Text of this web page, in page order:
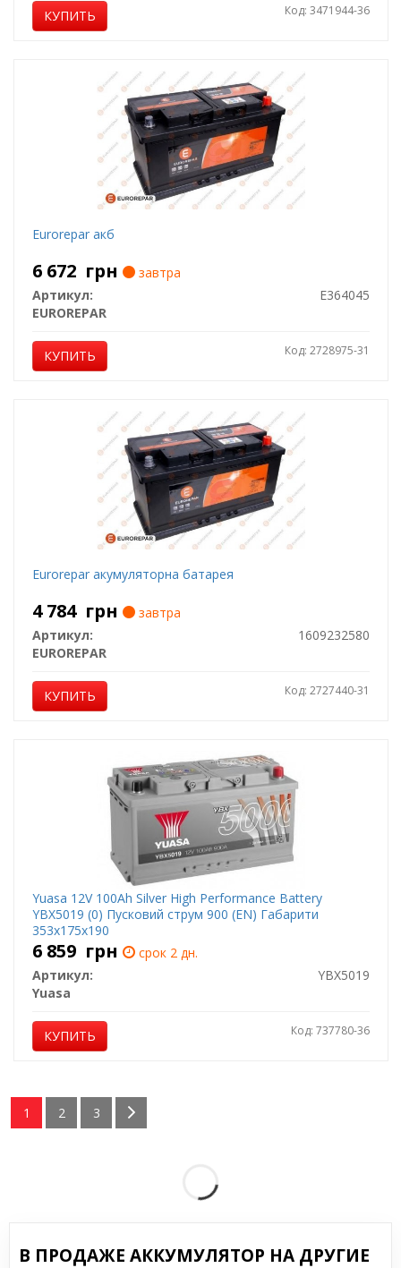
КУПИТЬ Код: 3471944-36
Eurorepar акб
6 672 грн
завтра
Артикул:
E364045
EUROREPAR
КУПИТЬ Код: 2728975-31
Eurorepar акумуляторна батарея
4 784 грн
завтра
Артикул:
1609232580
EUROREPAR
КУПИТЬ Код: 2727440-31
Yuasa 12V 100Ah Silver High Performance Battery
YBX5019 (0) Пусковий струм 900 (EN) Габарити
353х175х190
6 859 грн
срок 2 дн.
Артикул:
YBX5019
Yuasa
КУПИТЬ Код: 737780-36
1 2 3
В ПРОДАЖЕ АККУМУЛЯТОР НА ДРУГИЕ